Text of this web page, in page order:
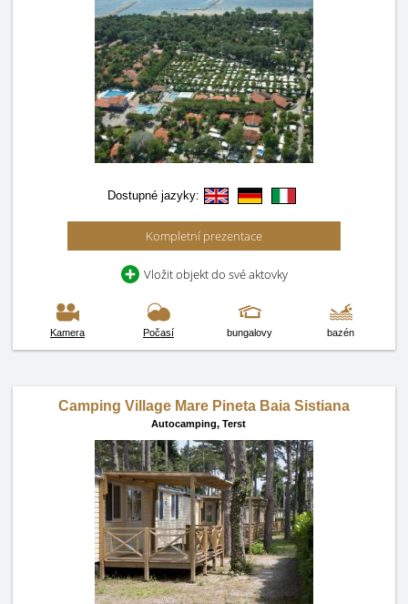
Dostupné jazyky:
Kompletní prezentace
Vložit objekt do své aktovky
Kamera Počasí bungalovy bazén
Camping Village Mare Pineta Baia Sistiana
Autocamping, Terst